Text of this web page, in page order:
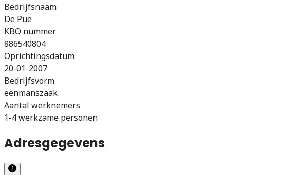
Bedrijfsnaam
De Pue
KBO nummer
886540804
Oprichtingsdatum
20-01-2007
Bedrijfsvorm
eenmanszaak
Aantal werknemers
1-4 werkzame personen
Adresgegevens